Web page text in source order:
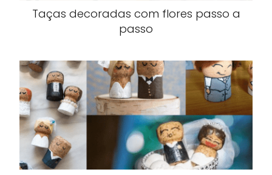
Taças decoradas com flores passo a
passo